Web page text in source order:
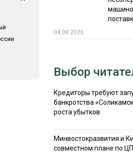
04.08.2026
Выбор
Кредиторы требуют
банкротства
роста убытков
Минвостокразвития и
совместном плане по